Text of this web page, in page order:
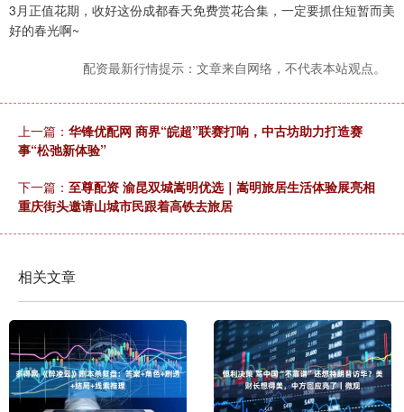
3月正值花期，收好这份成都春天免费赏花合集，一定要抓住短暂而美
好的春光啊~
配资最新行情提示：文章来自网络，不代表本站观点。
上一篇： 华锋优配网 商界“皖超”联赛打响，中古坊助力打造赛
事“松弛新体验”
下一篇： 至尊配资 渝昆双城嵩明优选｜嵩明旅居生活体验展亮相
重庆街头邀请山城市民跟着高铁去旅居
相关文章